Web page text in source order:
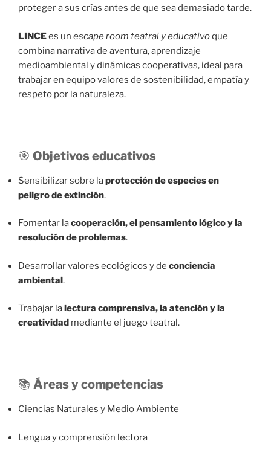
proteger a sus crías antes de que sea demasiado tarde.
LINCEes un escape room teatral y educativoque
combina narrativa de aventura, aprendizaje
medioambiental y dinámicas cooperativas, ideal para
trabajar en equipo valores de sostenibilidad, empatía y
respeto por la naturaleza.
🎯 Objetivos educativos
Sensibilizar sobre laprotección de especies en
peligro de extinción.
Fomentar lacooperación, el pensamiento lógico y la
resolución de problemas.
Desarrollar valores ecológicos y de conciencia
ambiental.
Trabajar la lectura comprensiva, la atención y la
creatividad mediante el juego teatral.
📚 Áreas y competencias
Ciencias Naturales y Medio Ambiente
Lengua y comprensión lectora